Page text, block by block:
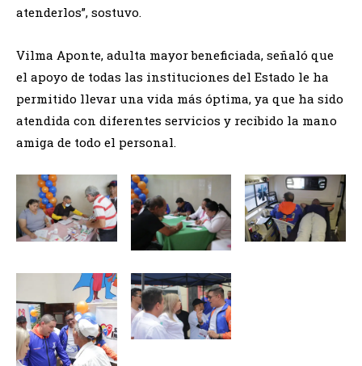
atenderlos”, sostuvo.
Vilma Aponte, adulta mayor beneficiada, señaló que
el apoyo de todas las instituciones del Estado le ha
permitido llevar una vida más óptima, ya que ha sido
atendida con diferentes servicios y recibido la mano
amiga de todo el personal.